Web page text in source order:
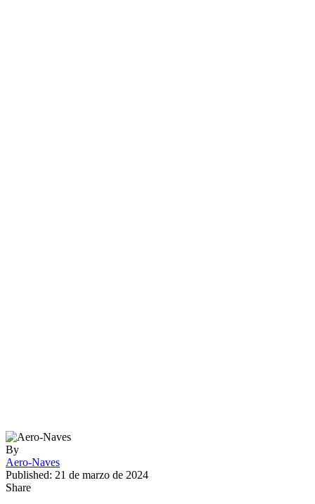
By
Aero-Naves
Published: 21 de marzo de 2024
Share